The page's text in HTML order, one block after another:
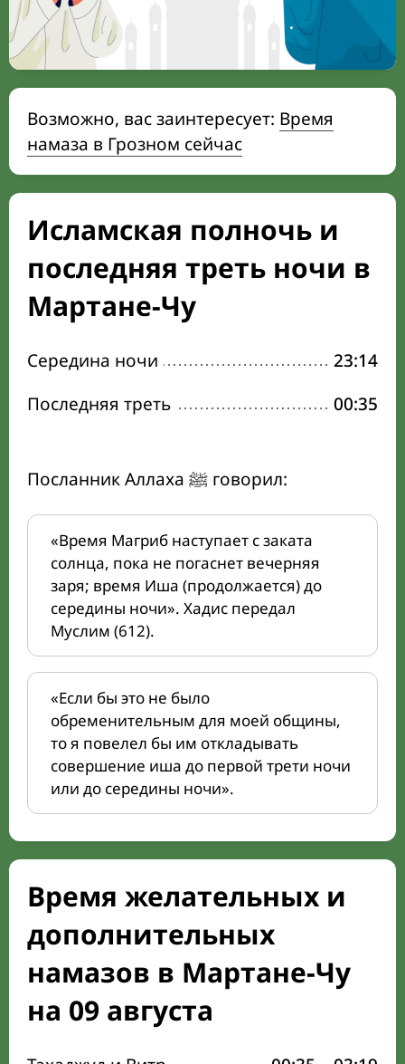
Возможно, вас заинтересует: Время
намаза в Грозном сейчас
Исламская полночь и
последняя треть ночи в
Мартане-Чу
Середина ночи
23:14
Последняя треть
00:35
Посланник Аллаха ﷺ говорил:
«Время Магриб наступает с заката
солнца, пока не погаснет вечерняя
заря; время Иша (продолжается) до
середины ночи». Хадис передал
Муслим (612).
«Если бы это не было
обременительным для моей общины,
то я повелел бы им откладывать
совершение иша до первой трети ночи
или до середины ночи».
Время желательных и
дополнительных
намазов в Мартане-Чу
на 09 августа